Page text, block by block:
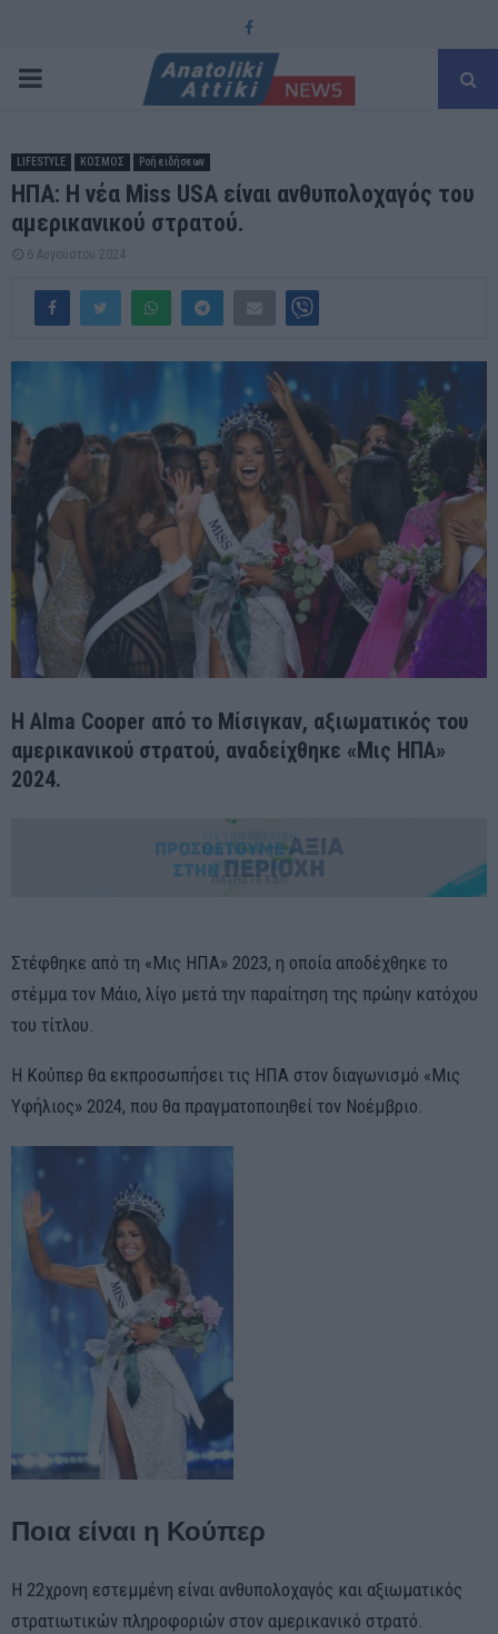
Facebook
PRIMARY
LIFESTYLE ΚΟΣΜΟΣ Ροή ειδήσεων
ΗΠΑ: Η νέα Miss USA είναι ανθυπολοχαγός του
αμερικανικού στρατού.
6 Αυγούστου 2024
Η Alma Cooper από το Μίσιγκαν, αξιωματικός του
αμερικανικού στρατού, αναδείχθηκε «Μις ΗΠΑ»
2024.
Στέφθηκε από τη «Μις ΗΠΑ» 2023, η οποία αποδέχθηκε το
στέμμα τον Μάιο, λίγο μετά την παραίτηση της πρώην κατόχου
του τίτλου.
Η Κούπερ θα εκπροσωπήσει τις ΗΠΑ στον διαγωνισμό «Μις
Υφήλιος» 2024, που θα πραγματοποιηθεί τον Νοέμβριο.
Ποια είναι η Κούπερ
H 22χρονη εστεμμένη είναι ανθυπολοχαγός και αξιωματικός
στρατιωτικών πληροφοριών στον αμερικανικό στρατό.